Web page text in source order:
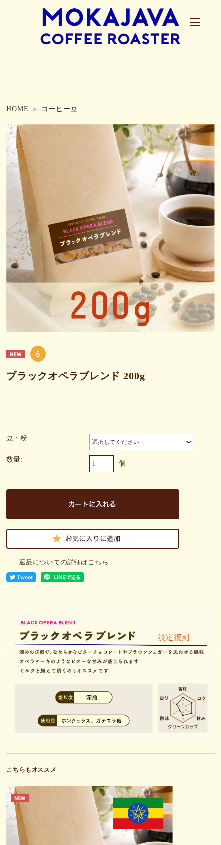
HOME コーヒー豆
ブラックオペラブレンド 200g
豆・粉:
数量: 個
返品についての詳細はこちら
こちらもオススメ